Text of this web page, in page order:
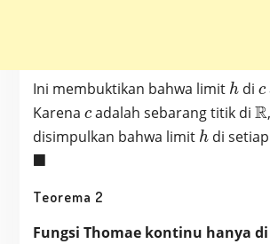
Ini membuktikan bahwa limit h
hdi c
c
Karena c
cadalah sebarang titik di R
disimpulkan bahwa limit h
hdi
\blacksquare
■
Teorema 2
Fungsi Thomae kontinu hanya